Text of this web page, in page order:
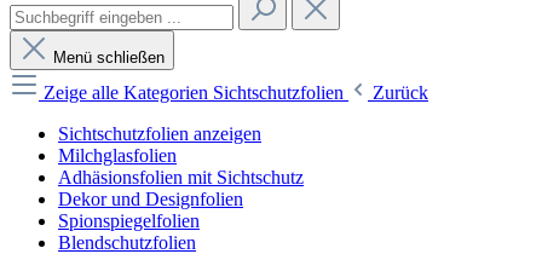
Menü schließen
Zeige alle Kategorien Sichtschutzfolien
Zurück
Sichtschutzfolien anzeigen
Milchglasfolien
Adhäsionsfolien mit Sichtschutz
Dekor und Designfolien
Spionspiegelfolien
Blendschutzfolien